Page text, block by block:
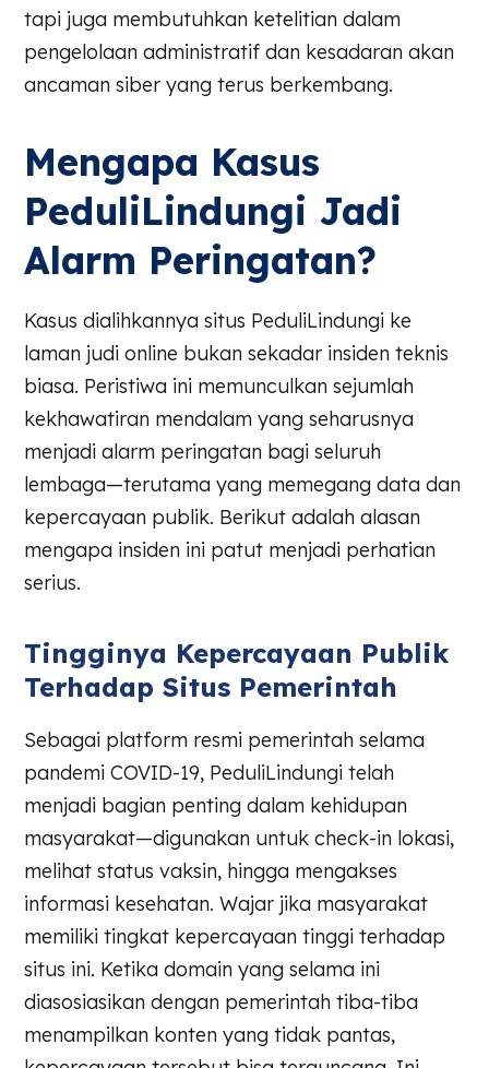
tapi juga membutuhkan ketelitian dalam
pengelolaan administratif dan kesadaran akan
ancaman siber yang terus berkembang.
Mengapa Kasus
PeduliLindungi Jadi
Alarm Peringatan?
Kasus dialihkannya situs PeduliLindungi ke
laman judi online bukan sekadar insiden teknis
biasa. Peristiwa ini memunculkan sejumlah
kekhawatiran mendalam yang seharusnya
menjadi alarm peringatan bagi seluruh
lembaga—terutama yang memegang data dan
kepercayaan publik. Berikut adalah alasan
mengapa insiden ini patut menjadi perhatian
serius.
Tingginya Kepercayaan Publik
Terhadap Situs Pemerintah
Sebagai platform resmi pemerintah selama
pandemi COVID-19, PeduliLindungi telah
menjadi bagian penting dalam kehidupan
masyarakat—digunakan untuk check-in lokasi,
melihat status vaksin, hingga mengakses
informasi kesehatan. Wajar jika masyarakat
memiliki tingkat kepercayaan tinggi terhadap
situs ini. Ketika domain yang selama ini
diasosiasikan dengan pemerintah tiba-tiba
menampilkan konten yang tidak pantas,